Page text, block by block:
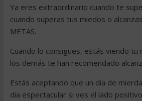
Ya eres extraordinario cuando te
cuando superas tus miedos o
METAS.
Cuando lo consigues, estás viendo tu
los demás te han recomendado
Estás aceptando que un dia de
dia espectacular si ves el lado